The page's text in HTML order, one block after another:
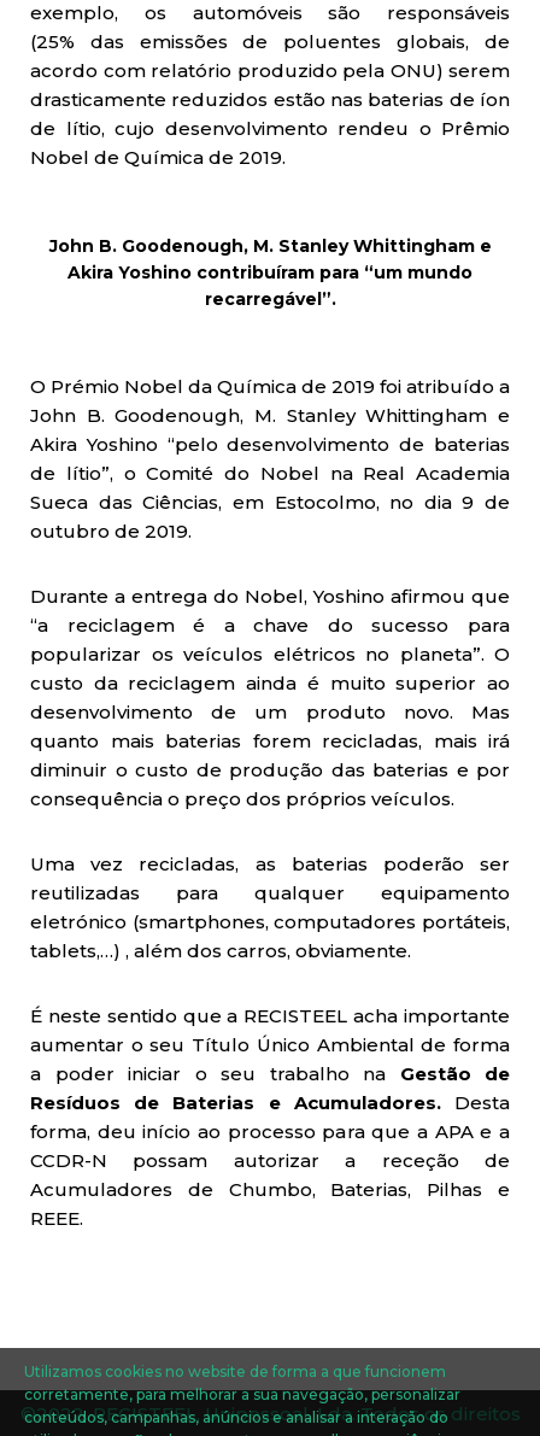
exemplo, os automóveis são responsáveis
(25% das emissões de poluentes globais, de
acordo com relatório produzido pela ONU) serem
drasticamente reduzidos estão nas baterias de íon
de lítio, cujo desenvolvimento rendeu o Prêmio
Nobel de Química de 2019.
John B. Goodenough, M. Stanley Whittingham e
Akira Yoshino contribuíram para “um mundo
recarregável”.
O Prémio Nobel da Química de 2019 foi atribuído a
John B. Goodenough, M. Stanley Whittingham e
Akira Yoshino “pelo desenvolvimento de baterias
de lítio”, o Comité do Nobel na Real Academia
Sueca das Ciências, em Estocolmo, no dia 9 de
outubro de 2019.
Durante a entrega do Nobel, Yoshino afirmou que
“a reciclagem é a chave do sucesso para
popularizar os veículos elétricos no planeta”. O
custo da reciclagem ainda é muito superior ao
desenvolvimento de um produto novo. Mas
quanto mais baterias forem recicladas, mais irá
diminuir o custo de produção das baterias e por
consequência o preço dos próprios veículos.
Uma vez recicladas, as baterias poderão ser
reutilizadas para qualquer equipamento
eletrónico (smartphones, computadores portáteis,
tablets,…) , além dos carros, obviamente.
É neste sentido que a RECISTEEL acha importante
aumentar o seu Título Único Ambiental de forma
a poder iniciar o seu trabalho na Gestão de
Resíduos de Baterias e Acumuladores.Desta
forma, deu início ao processo para que a APA e a
CCDR-N possam autorizar a receção de
Acumuladores de Chumbo, Baterias, Pilhas e
REEE.
©2022. RECISTEEL, Unipessoal, Lda. Todos os direitos
Utilizamos cookies no website de forma a que funcionem
corretamente, para melhorar a sua navegação, personalizar
conteúdos, campanhas, anúncios e analisar a interação do